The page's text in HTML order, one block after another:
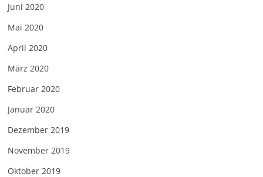
Juni 2020
Mai 2020
April 2020
März 2020
Februar 2020
Januar 2020
Dezember 2019
November 2019
Oktober 2019